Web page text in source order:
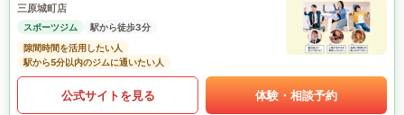
三原城町店
スポーツジム
駅から徒歩3分
隙間時間を活用したい人
駅から5分以内のジムに通いたい人
公式サイトを見る 体験・相談予約